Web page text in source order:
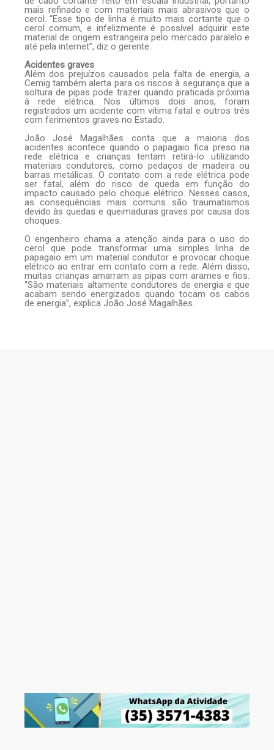
mais refinado e com materiais mais abrasivos que o
cerol. “Esse tipo de linha é muito mais cortante que o
cerol comum, e infelizmente é possível adquirir este
material de origem estrangeira pelo mercado paralelo e
até pela internet”, diz o gerente.
Acidentes graves
Além dos prejuízos causados pela falta de energia, a
Cemig também alerta para os riscos à segurança que a
soltura de pipas pode trazer quando praticada próxima
à rede elétrica. Nos últimos dois anos, foram
registrados um acidente com vítima fatal e outros três
com ferimentos graves no Estado.
João José Magalhães conta que a maioria dos
acidentes acontece quando o papagaio fica preso na
rede elétrica e crianças tentam retirá-lo utilizando
materiais condutores, como pedaços de madeira ou
barras metálicas. O contato com a rede elétrica pode
ser fatal, além do risco de queda em função do
impacto causado pelo choque elétrico. Nesses casos,
as consequências mais comuns são traumatismos
devido às quedas e queimaduras graves por causa dos
choques.
O engenheiro chama a atenção ainda para o uso do
cerol que pode transformar uma simples linha de
papagaio em um material condutor e provocar choque
elétrico ao entrar em contato com a rede. Além disso,
muitas crianças amarram as pipas com arames e fios.
“São materiais altamente condutores de energia e que
acabam sendo energizados quando tocam os cabos
de energia”, explica João José Magalhães.